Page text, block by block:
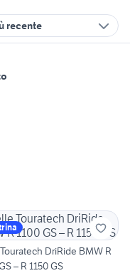
recente
DriRide BMW R
– R 1150 GS